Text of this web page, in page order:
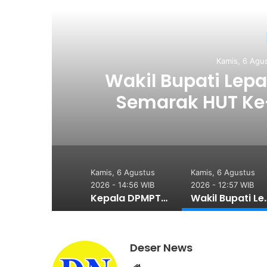
Kamis, 6 Agustus 2026 - 12:57
Wakil Bupati Lepas
Semarak HUT Ke-81
Kamis, 6 Agustus
2026 - 14:56 WIB
Kepala DPMPTSP Deli Serdang Klarifikasi Soal Alih fungsi Lahan Sawah Produktif di Pantai Labu
Kamis, 6 Agustus
2026 - 12:57 WIB
Wakil Bupati Lepas
Deser News